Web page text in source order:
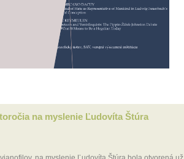
na myslenie Ľudovíta Štúra